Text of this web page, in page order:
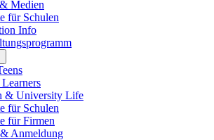
Medien
für Schulen
Info
submenu
& University Life
für Schulen
für Firmen
Anmeldung